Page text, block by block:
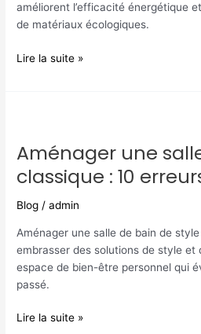
améliorent l’efficacité énergétique
de matériaux écologiques.
Lire la suite »
Aménager une
classique : 10
Blog /admin
Aménager une salle de bain de
embrasser des solutions de style et
espace de bien-être personnel qui
passé.
salle
bain
classique
10
erreurs
à
éviter
Lire la suite »